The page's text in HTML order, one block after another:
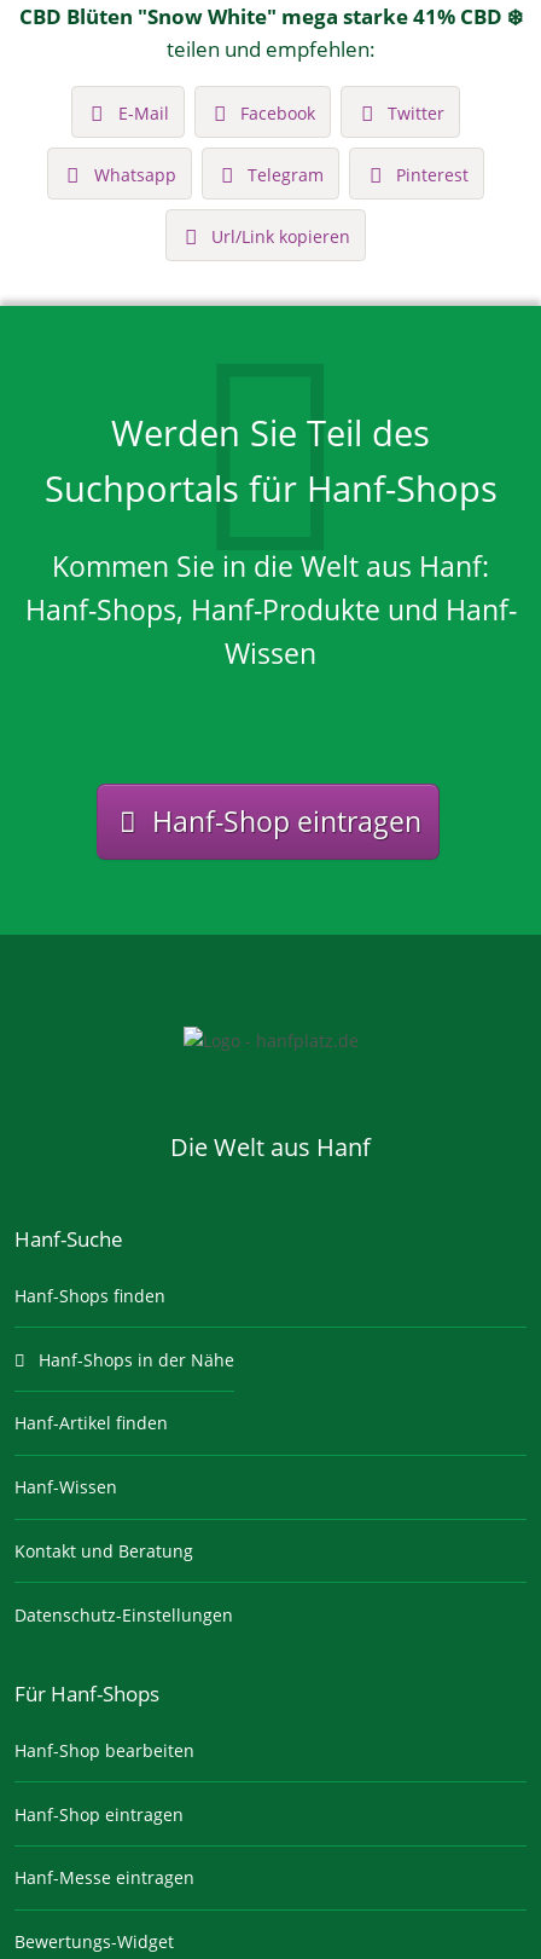
CBD Blüten "Snow White" mega starke 41% CBD ❄️
teilen und empfehlen:
E-Mail Facebook Twitter
Whatsapp Telegram Pinterest
Url/Link kopieren
Werden Sie Teil des
Suchportals für Hanf-Shops
Kommen Sie in die Welt aus Hanf:
Hanf-Shops, Hanf-Produkte und Hanf-
Wissen
Hanf-Shop eintragen
Die Welt aus Hanf
Hanf-Suche
Hanf-Shops finden
Hanf-Shops in der Nähe
Hanf-Artikel finden
Hanf-Wissen
Kontakt und Beratung
Datenschutz-Einstellungen
Für Hanf-Shops
Hanf-Shop bearbeiten
Hanf-Shop eintragen
Hanf-Messe eintragen
Bewertungs-Widget